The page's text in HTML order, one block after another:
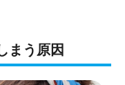
まう原因